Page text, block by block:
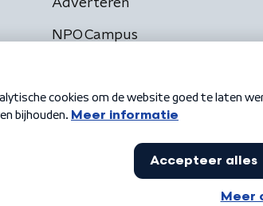
Adverteren
NPO Campus